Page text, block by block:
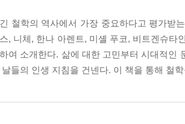
철학의 역사에서 가장 중요하다고 평가받
, 니체, 한나 아렌트, 미셸 푸코, 비트겐슈타
여 소개한다. 삶에 대한 고민부터 시대적인
날들의 인생 지침을 건넨다. 이 책을 통해 철